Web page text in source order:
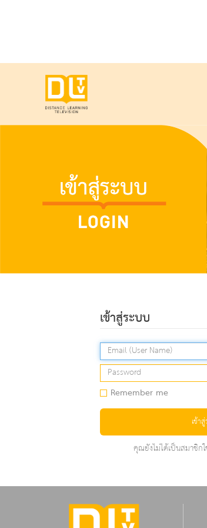
เข้าสู่ระบบ
Remember me
เข้า
คุณยังไม่ได้เป็นสมาชิก